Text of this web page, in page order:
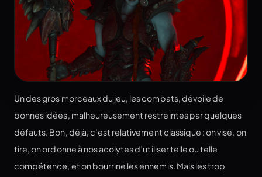
Un des gros morceaux du jeu, les combats, dévoile de
bonnes idées, malheureusement restreintes par quelques
défauts. Bon, déjà, c’est relativement classique : on vise, on
tire, on ordonne à nos acolytes d’utiliser telle ou telle
compétence, et on bourrine les ennemis. Mais les trop